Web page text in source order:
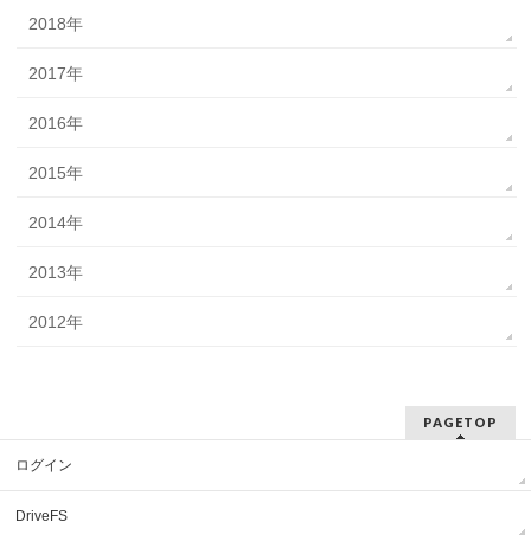
2018年
2017年
2016年
2015年
2014年
2013年
2012年
PAGETOP
ログイン
DriveFS